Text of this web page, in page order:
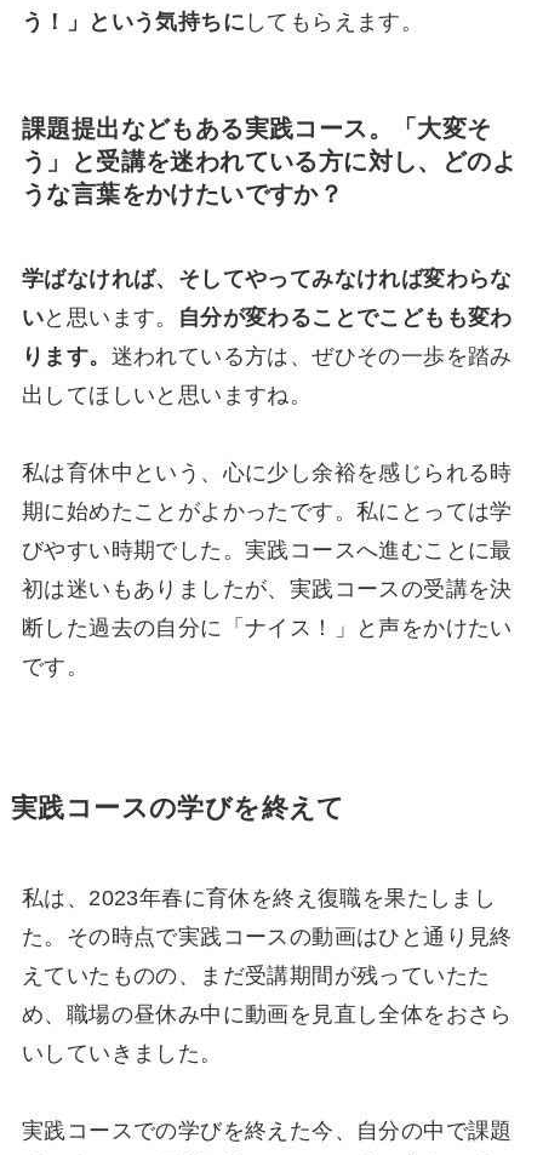
う！」という気持ちに してもらえます。
課題提出などもある実践コース。「大変そ
う」と受講を迷われている方に対し、どのよ
うな言葉をかけたいですか？
学ばなければ、そしてやってみなければ変わらな
いと思います。
自分が変わることでこどもも変わ
ります。 迷われている方は、ぜひその一歩を踏み
出してほしいと思いますね。
私は育休中という、心に少し余裕を感じられる時
期に始めたことがよかったです。私にとっては学
びやすい時期でした。実践コースへ進むことに最
初は迷いもありましたが、実践コースの受講を決
断した過去の自分に「ナイス！」と声をかけたい
です。
実践コースの学びを終えて
私は、2023年春に育休を終え復職を果たしまし
た。その時点で実践コースの動画はひと通り見終
えていたものの、まだ受講期間が残っていたた
め、職場の昼休み中に動画を見直し全体をおさら
いしていきました。
実践コースでの学びを終えた今、自分の中で課題